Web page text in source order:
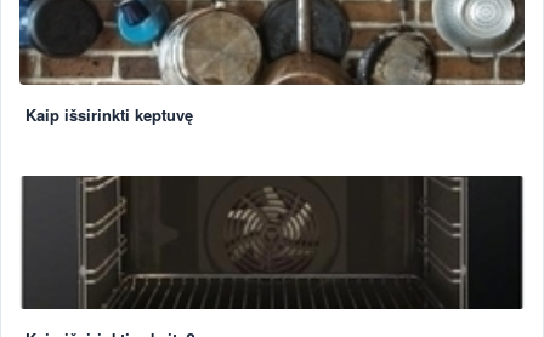
Kaip išsirinkti keptuvę